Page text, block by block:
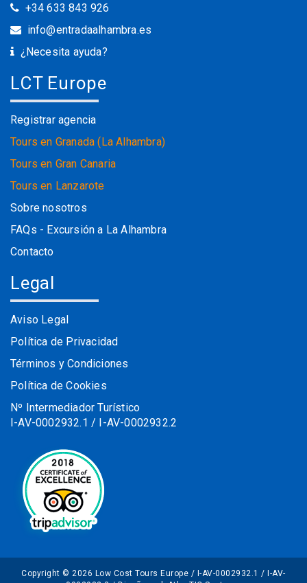
+34 633 843 926
info@entradaalhambra.es
¿Necesita ayuda?
LCT Europe
Registrar agencia
Tours en Granada (La Alhambra)
Tours en Gran Canaria
Tours en Lanzarote
Sobre nosotros
FAQs - Excursión a La Alhambra
Contacto
Legal
Aviso Legal
Política de Privacidad
Términos y Condiciones
Política de Cookies
Nº Intermediador Turístico
I-AV-0002932.1 / I-AV-0002932.2
Copyright © 2026 Low Cost Tours Europe / I-AV-0002932.1 / I-AV-